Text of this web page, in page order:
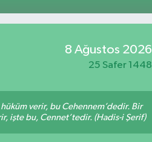
8 Ağustos 2026
25 Safer 1448
verir, bu Cehennem’dedir. Bir
işte bu, Cennet’tedir. (Hadis-i Şerif)